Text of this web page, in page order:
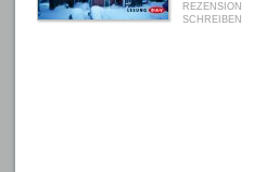
REZENSION
SCHREIBEN